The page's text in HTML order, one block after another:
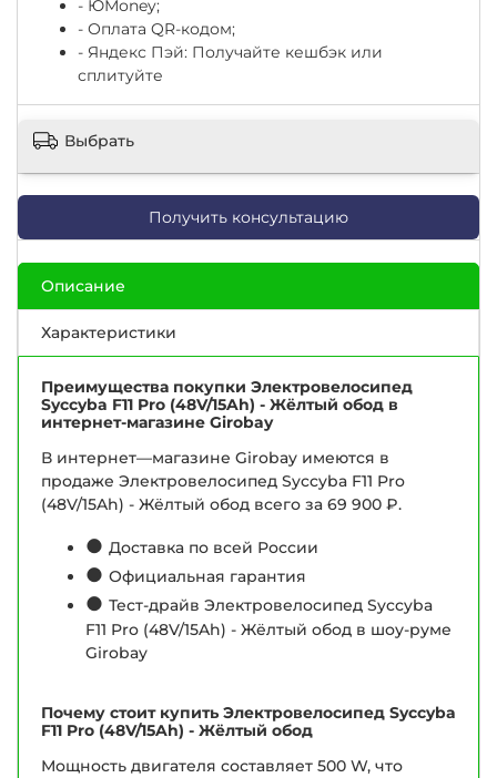
- ЮМоney;
- Оплата QR-кодом;
- Яндекс Пэй: Получайте кешбэк или
сплитуйте
Выбрать
Получить консультацию
Описание
Характеристики
Преимущества покупки Электровелосипед
Syccyba F11 Pro (48V/15Ah) - Жёлтый обод в
интернет-магазине Girobay
В интернет—магазине Girobay имеются в
продаже Электровелосипед Syccyba F11 Pro
(48V/15Ah) - Жёлтый обод всего за 69 900 ₽.
● Доставка по всей России
● Официальная гарантия
● Тест-драйв Электровелосипед Syccyba
F11 Pro (48V/15Ah) - Жёлтый обод в шоу-руме
Girobay
Почему стоит купить Электровелосипед Syccyba
F11 Pro (48V/15Ah) - Жёлтый обод
Мощность двигателя составляет 500 W, что